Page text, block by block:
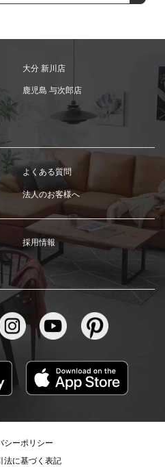
大分 新川店
鹿児島 与次郎店
よくある質問
法人のお客様へ
採用情報
シーポリシー
法に基づく表記